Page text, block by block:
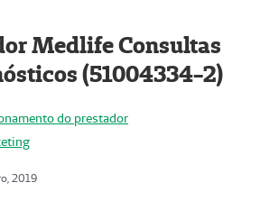
Medlife Consultas
(51004334-2)
do prestador
2019